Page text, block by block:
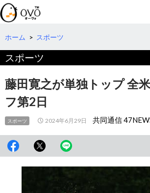
検
索
コ
テ
へ
移
動
ホーム > スポーツ
スポーツ
藤田寛之が単独トップ 全
フ第2日
スポーツ 2024年6月29日 共同通信